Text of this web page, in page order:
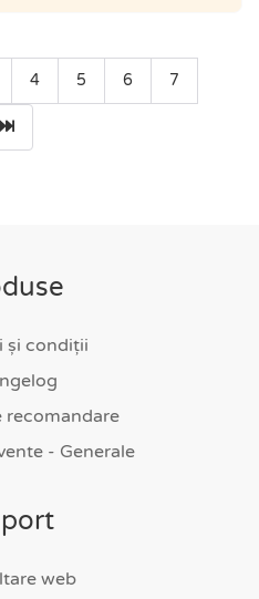
4 5 6 7
și condiții
recomandare
- Generale
web